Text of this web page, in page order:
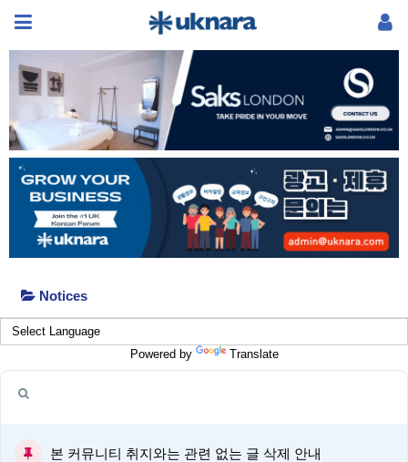
Notices
Powered by Translate
본 커뮤니티 취지와는 관련 없는 글 삭제 안내